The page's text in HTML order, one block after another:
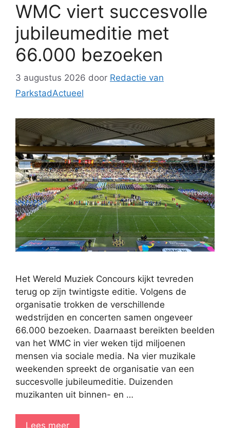
WMC viert succesvolle
jubileumeditie met
66.000 bezoeken
3 augustus 2026 door Redactie van
ParkstadActueel
Het Wereld Muziek Concours kijkt tevreden
terug op zijn twintigste editie. Volgens de
organisatie trokken de verschillende
wedstrijden en concerten samen ongeveer
66.000 bezoeken. Daarnaast bereikten beelden
van het WMC in vier weken tijd miljoenen
mensen via sociale media. Na vier muzikale
weekenden spreekt de organisatie van een
succesvolle jubileumeditie. Duizenden
muzikanten uit binnen- en …
Lees meer